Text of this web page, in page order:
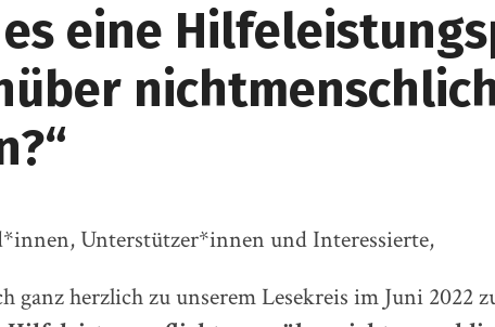
es eine
Unterstützer*innen und Interessierte,
ganz herzlich zu unserem Lesekreis im Juni 2022